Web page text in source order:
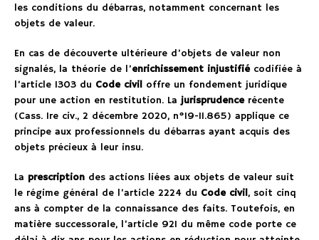
les conditions du débarras, notamment concernant les
objets de valeur.
En cas de découverte ultérieure d’objets de valeur non
signalés, la théorie de l’enrichissement injustifiécodifiée à
l’article 1303 du Code civil offre un fondement juridique
pour une action en restitution. Lajurisprudencerécente
(Cass. 1re civ., 2 décembre 2020, n°19-11.865) applique ce
principe aux professionnels du débarras ayant acquis des
objets précieux à leur insu.
La prescription des actions liées aux objets de valeur suit
le régime général de l’article 2224 du Code civil, soit cinq
ans à compter de la connaissance des faits. Toutefois, en
matière successorale, l’article 921 du même code porte ce